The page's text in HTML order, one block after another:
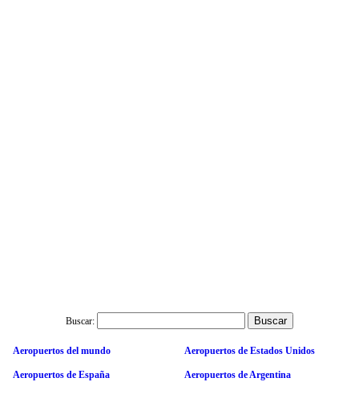
Buscar:
Aeropuertos del mundo Aeropuertos de Estados Unidos
Aeropuertos de España Aeropuertos de Argentina